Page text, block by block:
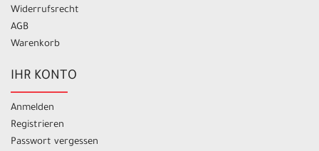
Widerrufsrecht
AGB
Warenkorb
IHR KONTO
Anmelden
Registrieren
Passwort vergessen